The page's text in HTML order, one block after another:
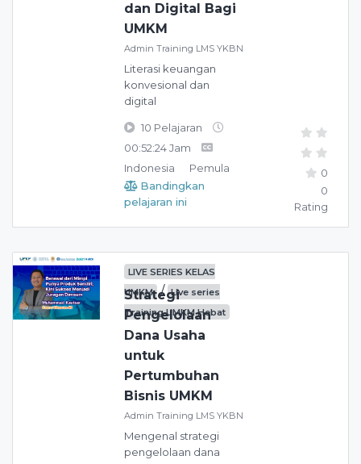
dan Digital Bagi
UMKM
Admin Training LMS YKBN
Literasi keuangan
konvesional dan
digital
10 Pelajaran
00:52:24 Jam
Indonesia
Pemula
Bandingkan
pelajaran ini
0
0
Rating
LIVE SERIES KELAS
UMKM / Live series
Training UMKM Hebat
Strategi
Pengelolaan
Dana Usaha
untuk
Pertumbuhan
Bisnis UMKM
Admin Training LMS YKBN
Mengenal strategi
pengelolaan dana